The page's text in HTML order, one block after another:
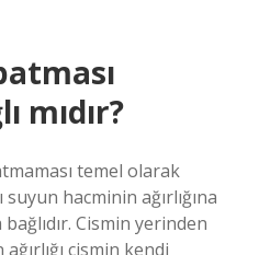
mıdır?
temel olarak
hacminin ağırlığına
bağlıdır. Cismin yerinden
cismin kendi